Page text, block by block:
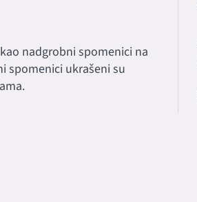
nadgrobni spomenici na
spomenici ukrašeni su